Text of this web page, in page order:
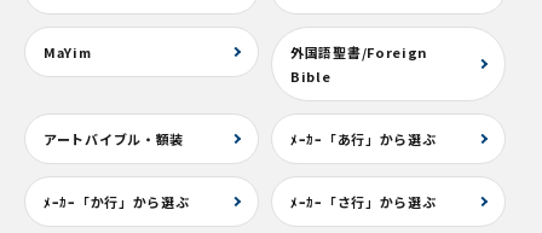
MaYim
外国語聖書/Foreign
Bible
アートバイブル・額装 ﾒｰｶｰ「あ行」から選ぶ
ﾒｰｶｰ「か行」から選ぶ ﾒｰｶｰ「さ行」から選ぶ